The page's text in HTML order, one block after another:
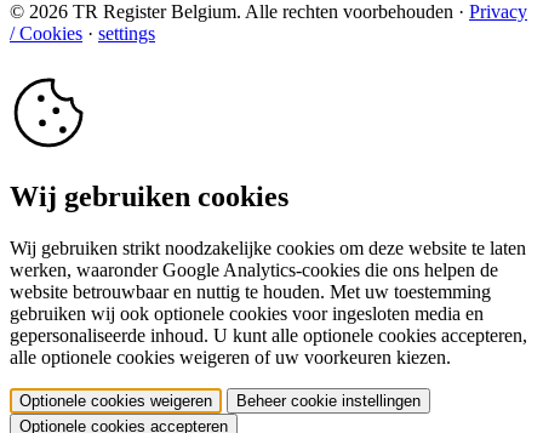
© 2026 TR Register Belgium. Alle rechten voorbehouden · Privacy
/ Cookies · settings
Wij gebruiken cookies
Wij gebruiken strikt noodzakelijke cookies om deze website te laten
werken, waaronder Google Analytics-cookies die ons helpen de
website betrouwbaar en nuttig te houden. Met uw toestemming
gebruiken wij ook optionele cookies voor ingesloten media en
gepersonaliseerde inhoud. U kunt alle optionele cookies accepteren,
alle optionele cookies weigeren of uw voorkeuren kiezen.
Optionele cookies weigeren
Beheer cookie instellingen
Optionele cookies accepteren